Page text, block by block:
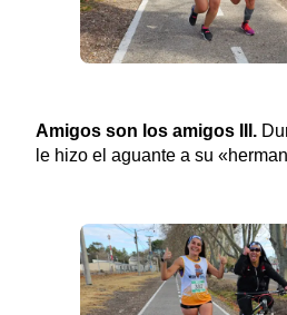
Amigos son los amigos III.
le hizo el aguante a su